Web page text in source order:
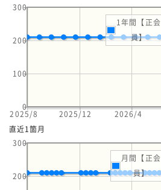
2025/8 2025/12 2026/4
0
100
200
300
1年間【正会
員】
直近1箇月
200
300
月間【正会
員】